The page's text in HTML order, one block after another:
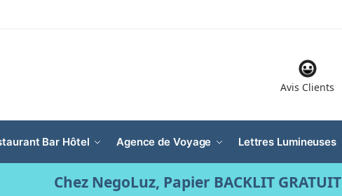
Avis Clients
Bar Hôtel Agence de Voyage Lettres Lumineuses
Chez NegoLuz, Papier BACKLIT GRATUIT